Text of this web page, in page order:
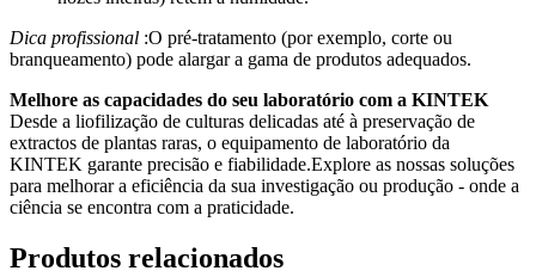
Dica profissional :O pré-tratamento (por exemplo, corte ou
branqueamento) pode alargar a gama de produtos adequados.
Melhore as capacidades do seu laboratório com a KINTEK
Desde a liofilização de culturas delicadas até à preservação de
extractos de plantas raras, o equipamento de laboratório da
KINTEK garante precisão e fiabilidade.Explore as nossas soluções
para melhorar a eficiência da sua investigação ou produção - onde a
ciência se encontra com a praticidade.
Produtos relacionados